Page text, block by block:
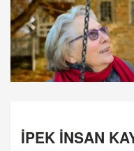
İPEK İNSAN